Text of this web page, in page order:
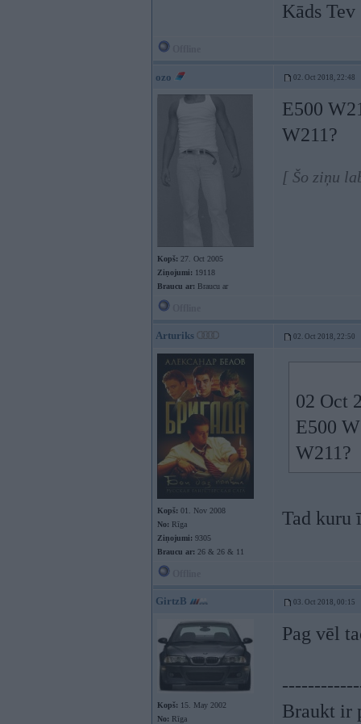
Kāds Tev
ozo 02. Oct 2018, 22:48
Kopš: 27. Oct 2005
Ziņojumi: 19118
Braucu ar: Braucu ar
E500
W211?
[ Šo ziņu
Arturiks 02. Oct 2018, 22:50
Kopš: 01. Nov 2008
No: Rīga
Ziņojumi: 9305
Braucu ar: 26 & 26 & 11
02 Oct
E500
W211?
Tad kuru
GirtzB 03. Oct 2018, 00:15
Kopš: 15. May 2002
No: Rīga
Pag vēl
Braukt ir